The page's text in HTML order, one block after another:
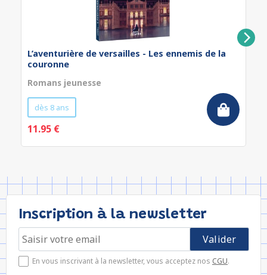
L’aventurière de versailles - Les ennemis de la
couronne
Romans jeunesse
dès 8 ans
11.95 €
Inscription à la newsletter
En vous inscrivant à la newsletter, vous acceptez nos CGU.